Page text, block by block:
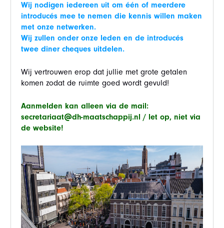
Wij nodigen iedereen uit om één of meerdere
introducés mee te nemen die kennis willen maken
met onze netwerken.
Wij zullen onder onze leden en de introducés
twee diner cheques uitdelen.
Wij vertrouwen erop dat jullie met grote getalen
komen zodat de ruimte goed wordt gevuld!
Aanmelden kan alleen via de mail:
secretariaat@dh-maatschappij.nl / let op, niet via
de website!